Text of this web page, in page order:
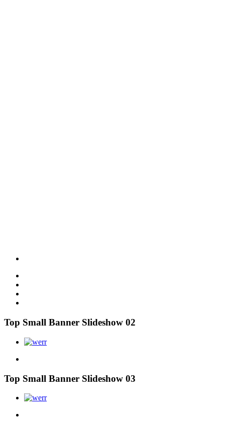
Top Small Banner Slideshow 02
Top Small Banner Slideshow 03